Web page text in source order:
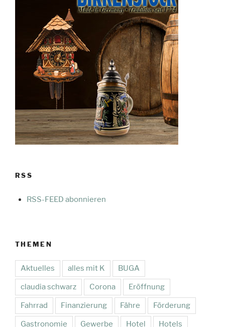
RSS
RSS-FEED abonnieren
THEMEN
Aktuelles alles mit K BUGA
claudia schwarz Corona Eröffnung
Fahrrad Finanzierung Fähre Förderung
Gastronomie Gewerbe Hotel Hotels